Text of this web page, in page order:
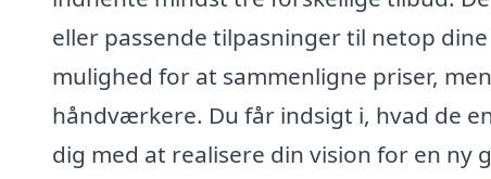
eller passende tilpasninger til netop
mulighed for at sammenligne priser,
håndværkere. Du får indsigt i, hvad de
dig med at realisere din vision for en ny